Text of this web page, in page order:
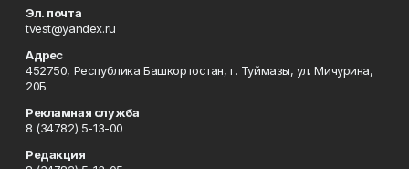
Эл. почта
tvest@yandex.ru
Адрес
452750, Республика Башкортостан, г. Туймазы, ул. Мичурина,
20Б
Рекламная служба
8 (34782) 5-13-00
Редакция